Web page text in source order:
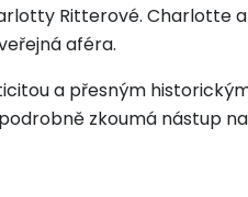
Ritterové. Charlotte
aféra.
a přesným
zkoumá nástup